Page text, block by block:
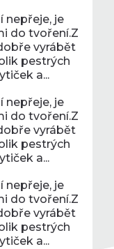
nepřeje, je
do tvoření.Z
vyrábět
pestrých
a...
nepřeje, je
do tvoření.Z
vyrábět
pestrých
a...
nepřeje, je
do tvoření.Z
vyrábět
pestrých
a...